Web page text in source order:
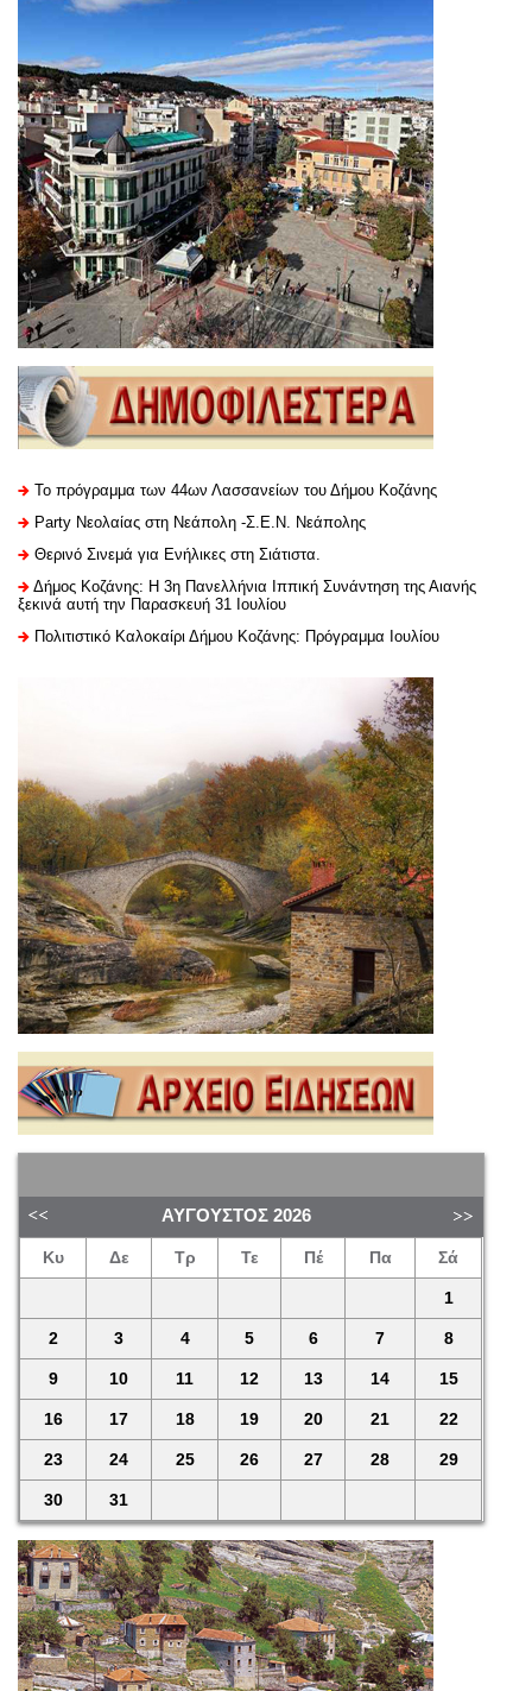
Το πρόγραμμα των 44ων Λασσανείων του Δήμου Κοζάνης
Party Νεολαίας στη Νεάπολη -Σ.Ε.Ν. Νεάπολης
Θερινό Σινεμά για Ενήλικες στη Σιάτιστα.
Δήμος Κοζάνης: Η 3η Πανελλήνια Ιππική Συνάντηση της Αιανής
ξεκινά αυτή την Παρασκευή 31 Ιουλίου
Πολιτιστικό Καλοκαίρι Δήμου Κοζάνης: Πρόγραμμα Ιουλίου
ΑΎΓΟΥΣΤΟΣ 2026
Κυ Δε Τρ Τε Πέ Πα Σά
1
2 3 4 5 6 7 8
9 10 11 12 13 14 15
16 17 18 19 20 21 22
23 24 25 26 27 28 29
30 31